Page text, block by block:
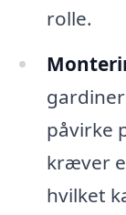
rolle.
påvirke
kræver
hvilket